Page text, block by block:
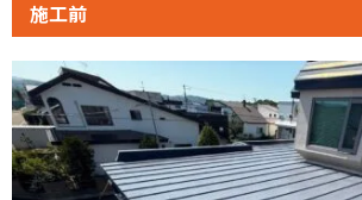
施工前